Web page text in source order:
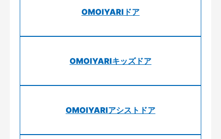
OMOIYARIドア
OMOIYARIキッズドア
OMOIYARIアシストドア